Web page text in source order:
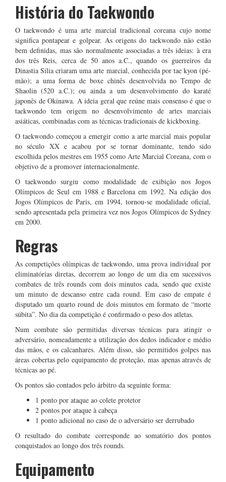
História do Taekwondo
O taekwondo é uma arte marcial tradicional coreana cujo nome
significa pontapear e golpear. As origens do taekwondo não estão
bem definidas, mas são normalmente associadas a três ideias: à era
dos três Reis, cerca de 50 anos a.C., quando os guerreiros da
Dinastia Silia criaram uma arte marcial, conhecida por tae kyon (pé-
mão); a uma forma de boxe chinês desenvolvida no Tempo de
Shaolin (520 a.C.); ou ainda a um desenvolvimento do karaté
japonês de Okinawa. A ideia geral que reúne mais consenso é que o
taekwondo tem origem no desenvolvimento de artes marciais
asiáticas, combinadas com as técnicas tradicionais de kickboxing.
O taekwondo começou a emergir como a arte marcial mais popular
no século XX e acabou por se tornar dominante, tendo sido
escolhida pelos mestres em 1955 como Arte Marcial Coreana, com o
objetivo de a promover internacionalmente.
O taekwondo surgiu como modalidade de exibição nos Jogos
Olímpicos de Seul em 1988 e Barcelona em 1992. Na edição dos
Jogos Olímpicos de Paris, em 1994, tornou-se modalidade oficial,
sendo apresentada pela primeira vez nos Jogos Olímpicos de Sydney
em 2000.
Regras
As competições olímpicas de taekwondo, uma prova individual por
eliminatórias diretas, decorrem ao longo de um dia em sucessivos
combates de três rounds com dois minutos cada, sendo que existe
um minuto de descanso entre cada round. Em caso de empate é
disputado um quarto round de dois minutos em formato de “morte
súbita”. No dia da competição é confirmado o peso dos atletas.
Num combate são permitidas diversas técnicas para atingir o
adversário, nomeadamente a utilização dos dedos indicador e médio
das mãos, e os calcanhares. Além disso, são permitidos golpes nas
áreas cobertas pelo equipamento de proteção, mas apenas através de
técnicas ao pé.
Os pontos são contados pelo árbitro da seguinte forma:
1 ponto por ataque ao colete protetor
2 pontos por ataque à cabeça
1 ponto adicional no caso de o adversário ser derrubado
O resultado do combate corresponde ao somatório dos pontos
conquistados ao longo dos três rounds.
Equipamento